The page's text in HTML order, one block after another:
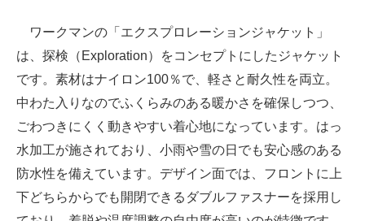
ワークマンの「エクスプロレーションジャケット」
は、探検（Exploration）をコンセプトにしたジャケット
です。素材はナイロン100％で、軽さと耐久性を両立。
中わた入りなのでふくらみのある暖かさを確保しつつ、
ごわつきにくく動きやすい着心地になっています。はっ
水加工が施されており、小雨や雪の日でも安心感のある
防水性を備えています。デザイン面では、フロントに上
下どちらからでも開閉できるダブルファスナーを採用し